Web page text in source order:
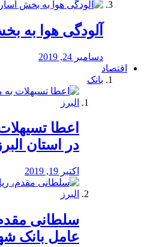
آلودگی هوا به
دسامبر 24, 2019
اقتصاد
بانک
️اعطا
در استان البرز
اکتبر 19, 2019
سلطانی
عامل بانک